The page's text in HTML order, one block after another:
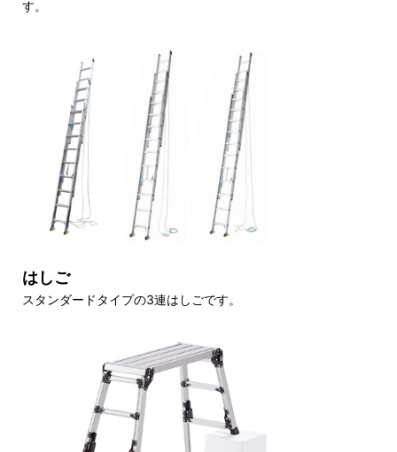
す。
はしご
スタンダードタイプの3連はしごです。